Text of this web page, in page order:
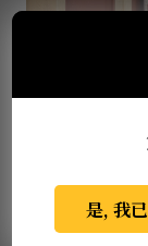
是, 我